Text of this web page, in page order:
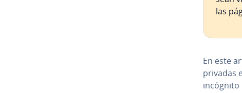
las
En este
privadas
incógnito